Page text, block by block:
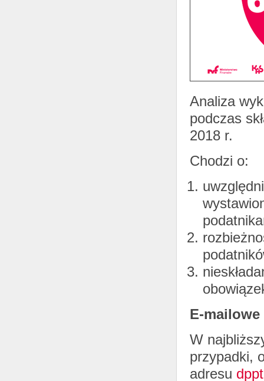
Analiza
podczas
2018 r.
Chodzi o:
E-
W
przypadki,
adresu